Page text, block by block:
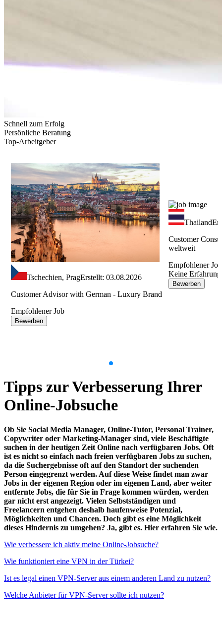
Schnell zum Erfolg
Persönliche Beratung
Top-Arbeitgeber
Tschechien, PragErstellt: 03.08.2026
Customer Advisor with German - Luxury Brand
Empfohlener Job
Bewerben
Thailand
Customer
weltweit
Empfohlener Job
Keine
Bewerben
1
Tipps zur Verbesserung Ihrer
Online-Jobsuche
Ob Sie Social Media Manager, Online-Tutor, Personal Trainer,
Copywriter oder Marketing-Manager sind, viele Beschäftigte
suchen in der heutigen Zeit Online nach verfügbaren Jobs. Oft
ist es nicht so einfach nach freien verfügbaren Jobs zu suchen,
da die Suchergebnisse oft auf den Standort der suchenden
Person eingegrenzt werden. Auf diese Weise findet man zwar
Jobs in der eigenen Region oder im eigenen Land, aber weiter
entfernte Jobs, die für Sie in Frage kommen würden, werden
gar nicht erst angezeigt. Vielen Selbstständigen und
Freelancern entgehen deshalb haufenweise Potenzial,
Möglichkeiten und Chancen. Doch gibt es eine Möglichkeit
dieses Hindernis zu umgehen? Ja, gibt es. Hier erfahren Sie wie.
Wie verbessere ich aktiv meine Online-Jobsuche?
Wie funktioniert eine VPN in der Türkei?
Ist es legal einen VPN-Server aus einem anderen Land zu nutzen?
Welche Anbieter für VPN-Server sollte ich nutzen?